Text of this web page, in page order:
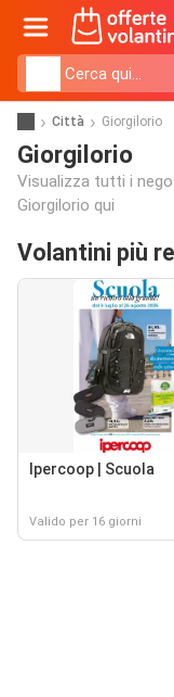
Città Giorgilorio
Giorgilorio
Visualizza tutti i
Giorgilorio qui
Volantini più
Ipercoop | Scuola
Valido per 16 giorni